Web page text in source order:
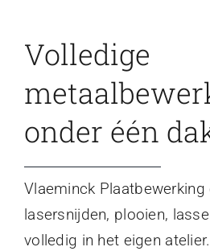
Volledige
onder één
Vlaeminck
lasersnijden, plooien,
volledig in het eigen